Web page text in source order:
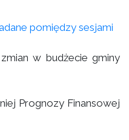
pomiędzy sesjami
w budżecie gminy
Prognozy Finansowej